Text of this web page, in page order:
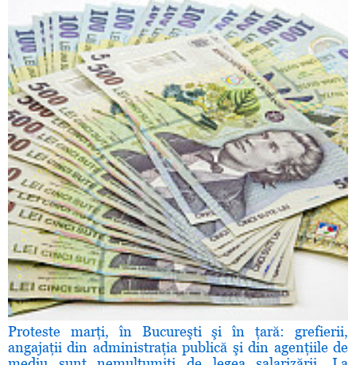
Proteste marţi, în Bucureşti şi în ţară: grefierii,
angajaţii din administraţia publică şi din agenţiile de